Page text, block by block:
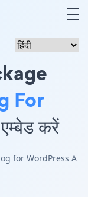
For
करें
for WordPress A